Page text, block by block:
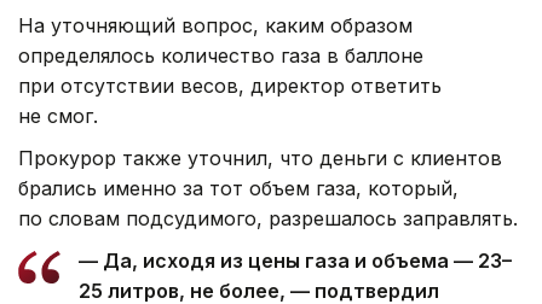
На уточняющий вопрос, каким образом
определялось количество газа в баллоне
при отсутствии весов, директор ответить
не смог.
Прокурор также уточнил, что деньги с клиентов
брались именно за тот объем газа, который,
по словам подсудимого, разрешалось заправлять.
— Да, исходя из цены газа и объема — 23–
25 литров, не более, — подтвердил